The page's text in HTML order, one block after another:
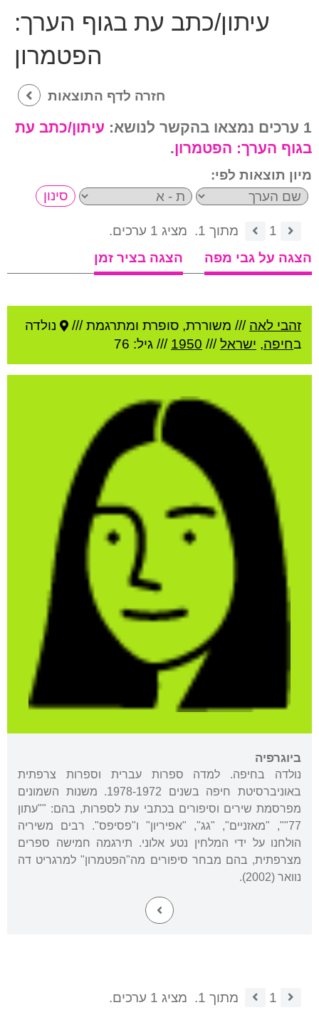
עיתון/כתב עת בגוף הערך:
הפטמרון
חזרה לדף התוצאות
1 ערכים נמצאו בהקשר לנושא:
עיתון/כתב עת
בגוף הערך: הפטמרון.
מיון תוצאות לפי:
1 מתוך 1.
מציג 1 ערכים.
הצגה על גבי מפה
הצגה בציר זמן
זהבי לאה /// משוררת, סופרת ומתרגמת ///
נולדה
בחיפה, ישראל///
1950 /// גיל: 76
ביוגרפיה
נולדה בחיפה. למדה ספרות עברית וספרות צרפתית
באוניברסיטת חיפה בשנים 1978-1972. משנות השמונים
מפרסמת שירים וסיפורים בכתבי עת לספרות, בהם: ""עתון
77"", "מאזניים", "גג", "אפיריון" ו"פסיפס". רבים משיריה
הולחנו על ידי המלחין נטע אלוני. תירגמה חמישה ספרים
מצרפתית, בהם מבחר סיפורים מה"הפטמרון" למרגריט דה
נוואר (2002).
1 מתוך 1. מציג 1 ערכים.